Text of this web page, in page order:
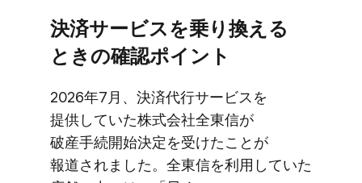
決済サービスを​乗り換える​
ときの​確認ポイント
2026年7月、​決済代行サービスを​
提供していた​株式会社全東​信が​
破産手続開始決定を​受けた​ことが​
報道されました。​全東信を​利用していた​